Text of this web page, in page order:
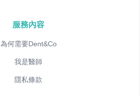
服務內容
為何需要Dent&Co
我是醫師
隱私條款